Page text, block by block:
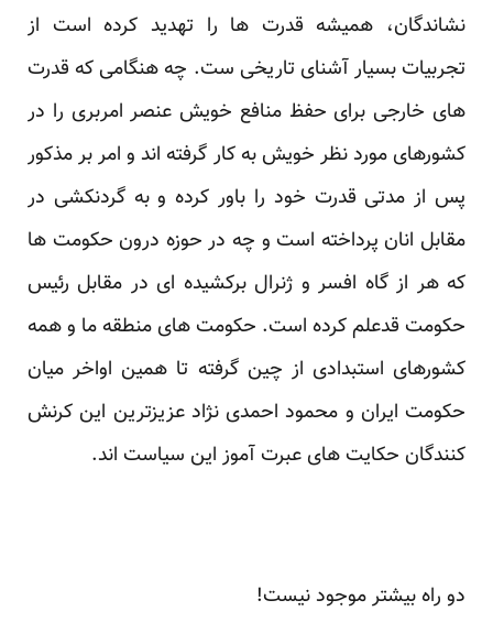
نشاندگان، همیشه قدرت ها را تهدید کرده است از
تجربیات بسیار آشنای تاریخی ست. چه هنگامی که قدرت
های خارجی برای حفظ منافع خویش عنصر امربری را در
کشورهای مورد نظر خویش به کار گرفته اند و امر بر مذکور
پس از مدتی قدرت خود را باور کرده و به گردنکشی در
مقابل انان پرداخته است و چه در حوزه درون حکومت ها
که هر از گاه افسر و ژنرال برکشیده ای در مقابل رئیس
حکومت قدعلم کرده است. حکومت های منطقه ما و همه
کشورهای استبدادی از چین گرفته تا همین اواخر میان
حکومت ایران و محمود احمدی نژاد عزیزترین این کرنش
کنندگان حکایت های عبرت آموز این سیاست اند.
دو راه بیشتر موجود نیست!